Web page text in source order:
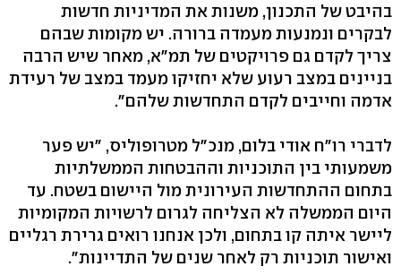
בהיבט של התכנון, משנות את המדיניות חדשות
לבקרים ונמנעות מעמדה ברורה. יש מקומות שבהם
צריך לקדם גם פרויקטים של תמ"א, מאחר שיש הרבה
בניינים במצב רעוע שלא יחזיקו מעמד במצב של רעידת
אדמה וחייבים לקדם התחדשות שלהם".
לדברי רו"ח אודי בלום, מנכ"ל מטרופוליס, "יש פער
משמעותי בין התוכניות וההבטחות הממשלתיות
בתחום ההתחדשות העירונית מול היישום בשטח. עד
היום הממשלה לא הצליחה לגרום לרשויות המקומיות
ליישר איתה קו בתחום, ולכן אנחנו רואים גרירת רגליים
ואישור תוכניות רק לאחר שנים של התדיינות".